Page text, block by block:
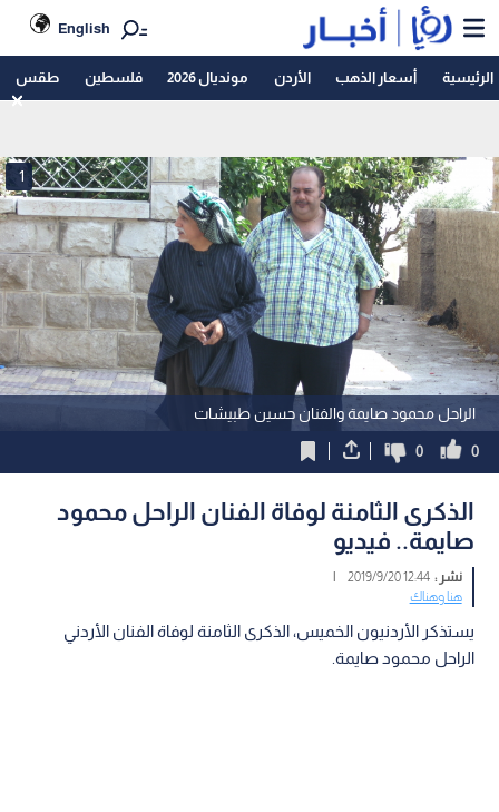
English
الرئيسية أسعار الذهب الأردن مونديال 2026 فلسطين طقس
الراحل محمود صايمة والفنان حسين طبيشات
1
0
0
الذكرى الثامنة لوفاة الفنان الراحل محمود
صايمة.. فيديو
نشر :12:44 2019/9/20
|
هنا وهناك
يستذكر الأردنيون الخميس، الذكرى الثامنة لوفاة الفنان الأردني
الراحل محمود صايمة.